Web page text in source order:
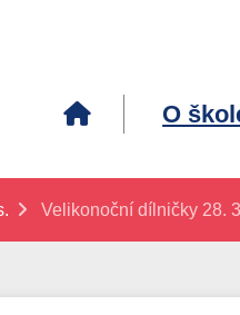
O
Velikonoční dílničky 28.